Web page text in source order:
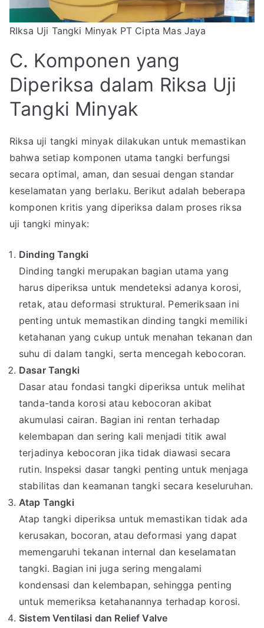
RIksa Uji Tangki Minyak PT Cipta Mas Jaya
C. Komponen yang
Diperiksa dalam Riksa Uji
Tangki Minyak
Riksa uji tangki minyak dilakukan untuk memastikan
bahwa setiap komponen utama tangki berfungsi
secara optimal, aman, dan sesuai dengan standar
keselamatan yang berlaku. Berikut adalah beberapa
komponen kritis yang diperiksa dalam proses riksa
uji tangki minyak:
Dinding Tangki
Dinding tangki merupakan bagian utama yang
harus diperiksa untuk mendeteksi adanya korosi,
retak, atau deformasi struktural. Pemeriksaan ini
penting untuk memastikan dinding tangki memiliki
ketahanan yang cukup untuk menahan tekanan dan
suhu di dalam tangki, serta mencegah kebocoran.
Dasar Tangki
Dasar atau fondasi tangki diperiksa untuk melihat
tanda-tanda korosi atau kebocoran akibat
akumulasi cairan. Bagian ini rentan terhadap
kelembapan dan sering kali menjadi titik awal
terjadinya kebocoran jika tidak diawasi secara
rutin. Inspeksi dasar tangki penting untuk menjaga
stabilitas dan keamanan tangki secara keseluruhan.
Atap Tangki
Atap tangki diperiksa untuk memastikan tidak ada
kerusakan, bocoran, atau deformasi yang dapat
memengaruhi tekanan internal dan keselamatan
tangki. Bagian ini juga sering mengalami
kondensasi dan kelembapan, sehingga penting
untuk memeriksa ketahanannya terhadap korosi.
Sistem Ventilasi dan Relief Valve